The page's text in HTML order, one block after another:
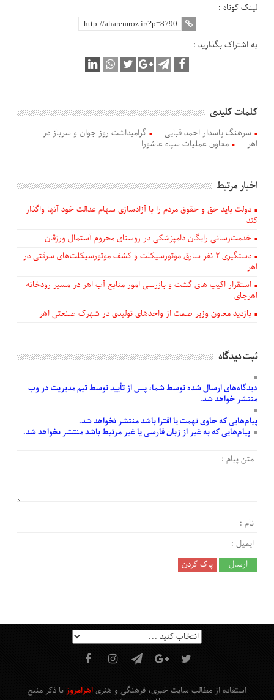
لینک کوتاه :
به اشتراک بگذارید :
کلمات کلیدی
سرهنگ پاسدار احمد قبایی
گرامیداشت روز جوان و سرباز در
اهر
معاون عملیات سپاه عاشورا
اخبار مرتبط
دولت باید حق و حقوق مردم را با آزادسازی سهام عدالت خود آنها واگذار
کند
خدمت‌رسانی رایگان دامپزشکی در روستای محروم آستمال ورزقان
دستگيری ۲ نفر سارق موتورسیکلت و کشف موتورسیکلت‌های سرقتی در
اهر
استقرار اکیپ های گشت و بازرسی امور منابع آب اهر در مسیر رودخانه
اهرچای
بازدید معاون وزیر صمت از واحدهای تولیدی در شهرک صنعتی اهر
ثبت دیدگاه
دیدگاه‌هایارسالشدهتوسط شما، پس ازتأییدتوسط تیم مدیریت در وب
منتشر خواهد شد.
پیام‌هاییکه حاوی تهمت یا افترا باشد منتشر نخواهد شد.
پیام‌هاییکه به غیر از زبان فارسی یا غیر مرتبط باشد منتشر نخواهد شد.
استفاده از مطالب سایت خبری، فرهنگی و هنری اهرامروز با ذکر منبع